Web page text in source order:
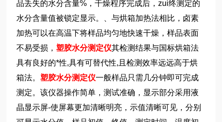
品丢失的水分含量%，干燥程序完成后，zui终测定的
水分含量值被锁定显示。
、与烘箱加热法相比，卤素
加热可以在高温下将样品均匀地快速干燥，样品表面
不易受损，塑胶水分测定仪其检测结果与国标烘箱法
具有良好的*性,具有可替代性,且检测效率远远高于烘
箱法。塑胶水分测定仪一般样品只需几分钟即可完成
测定。该仪器操作简单，测试准确，显示部分采用液
晶显示屏-使屏幕更加清晰明亮，示值清晰可见，分别